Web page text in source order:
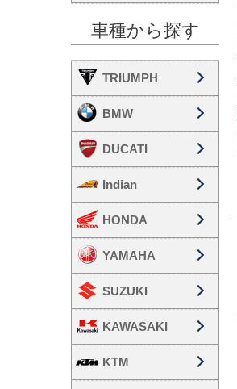
車種から探す
TRIUMPH
BMW
DUCATI
Indian
HONDA
YAMAHA
SUZUKI
KAWASAKI
KTM